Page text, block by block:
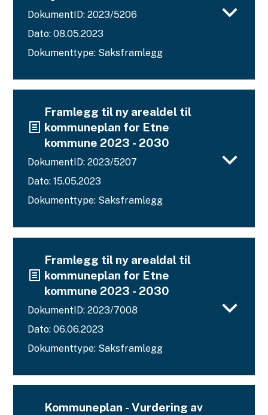
DokumentID: 2023/5206
Dato: 08.05.2023
Dokumenttype: Saksframlegg
Framlegg til ny arealdel til
kommuneplan for Etne
kommune 2023 - 2030
DokumentID: 2023/5207
Dato: 15.05.2023
Dokumenttype: Saksframlegg
Framlegg til ny arealdal til
kommuneplan for Etne
kommune 2023 - 2030
DokumentID: 2023/7008
Dato: 06.06.2023
Dokumenttype: Saksframlegg
Kommuneplan - Vurdering av